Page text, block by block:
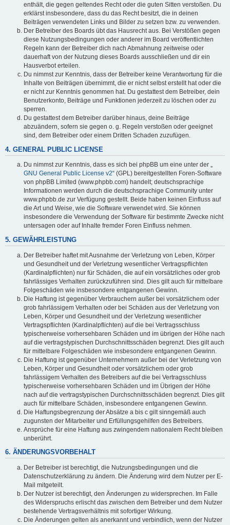
enthält, die gegen geltendes Recht oder die guten Sitten verstoßen. Du
erklärst insbesondere, dass du das Recht besitzt, die in deinen
Beiträgen verwendeten Links und Bilder zu setzen bzw. zu verwenden.
Der Betreiber des Boards übt das Hausrecht aus. Bei Verstößen gegen
diese Nutzungsbedingungen oder anderer im Board veröffentlichten
Regeln kann der Betreiber dich nach Abmahnung zeitweise oder
dauerhaft von der Nutzung dieses Boards ausschließen und dir ein
Hausverbot erteilen.
Du nimmst zur Kenntnis, dass der Betreiber keine Verantwortung für die
Inhalte von Beiträgen übernimmt, die er nicht selbst erstellt hat oder die
er nicht zur Kenntnis genommen hat. Du gestattest dem Betreiber, dein
Benutzerkonto, Beiträge und Funktionen jederzeit zu löschen oder zu
sperren.
Du gestattest dem Betreiber darüber hinaus, deine Beiträge
abzuändern, sofern sie gegen o. g. Regeln verstoßen oder geeignet
sind, dem Betreiber oder einem Dritten Schaden zuzufügen.
4. GENERAL PUBLIC LICENSE
Du nimmst zur Kenntnis, dass es sich bei phpBB um eine unter der „
GNU General Public License v2“ (GPL) bereitgestellten Foren-Software
von phpBB Limited (www.phpbb.com) handelt; deutschsprachige
Informationen werden durch die deutschsprachige Community unter
www.phpbb.de zur Verfügung gestellt. Beide haben keinen Einfluss auf
die Art und Weise, wie die Software verwendet wird. Sie können
insbesondere die Verwendung der Software für bestimmte Zwecke nicht
untersagen oder auf Inhalte fremder Foren Einfluss nehmen.
5. GEWÄHRLEISTUNG
Der Betreiber haftet mit Ausnahme der Verletzung von Leben, Körper
und Gesundheit und der Verletzung wesentlicher Vertragspflichten
(Kardinalpflichten) nur für Schäden, die auf ein vorsätzliches oder grob
fahrlässiges Verhalten zurückzuführen sind. Dies gilt auch für mittelbare
Folgeschäden wie insbesondere entgangenen Gewinn.
Die Haftung ist gegenüber Verbrauchern außer bei vorsätzlichem oder
grob fahrlässigem Verhalten oder bei Schäden aus der Verletzung von
Leben, Körper und Gesundheit und der Verletzung wesentlicher
Vertragspflichten (Kardinalpflichten) auf die bei Vertragsschluss
typischerweise vorhersehbaren Schäden und im übrigen der Höhe nach
auf die vertragstypischen Durchschnittsschäden begrenzt. Dies gilt auch
für mittelbare Folgeschäden wie insbesondere entgangenen Gewinn.
Die Haftung ist gegenüber Unternehmern außer bei der Verletzung von
Leben, Körper und Gesundheit oder vorsätzlichem oder grob
fahrlässigem Verhalten des Betreibers auf die bei Vertragsschluss
typischerweise vorhersehbaren Schäden und im Übrigen der Höhe
nach auf die vertragstypischen Durchschnittsschäden begrenzt. Dies gilt
auch für mittelbare Schäden, insbesondere entgangenen Gewinn.
Die Haftungsbegrenzung der Absätze a bis c gilt sinngemäß auch
zugunsten der Mitarbeiter und Erfüllungsgehilfen des Betreibers.
Ansprüche für eine Haftung aus zwingendem nationalem Recht bleiben
unberührt.
6. ÄNDERUNGSVORBEHALT
Der Betreiber ist berechtigt, die Nutzungsbedingungen und die
Datenschutzerklärung zu ändern. Die Änderung wird dem Nutzer per E-
Mail mitgeteilt.
Der Nutzer ist berechtigt, den Änderungen zu widersprechen. Im Falle
des Widerspruchs erlischt das zwischen dem Betreiber und dem Nutzer
bestehende Vertragsverhältnis mit sofortiger Wirkung.
Die Änderungen gelten als anerkannt und verbindlich, wenn der Nutzer